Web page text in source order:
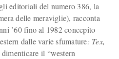
editoriali del numero 386, la
delle meraviglie), racconta
’60 fino al 1982 concepito
dalle varie sfumature: Tex,
il “western